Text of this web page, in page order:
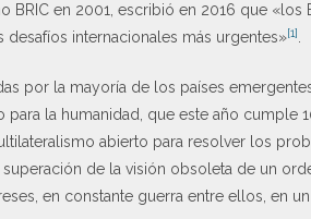
en 2001, escribió en 2016 que «los
internacionales más urgentes»[1].
por la mayoría de los países
la humanidad, que este año cumple
abierto para resolver los
de la visión obsoleta de un
en constante guerra entre ellos, en